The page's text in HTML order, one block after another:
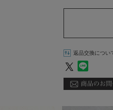
返品交換につい